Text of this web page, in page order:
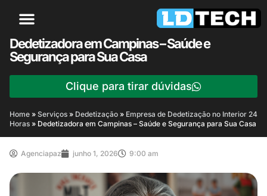
Dedetizadora em Campinas – Saúde e
Segurança para Sua Casa
Clique para tirar dúvidas
Home » Serviços » Dedetização » Empresa de Dedetização no Interior 24
Horas » Dedetizadora em Campinas – Saúde e Segurança para Sua Casa
Agenciapaz junho 1, 2026 9:00 am